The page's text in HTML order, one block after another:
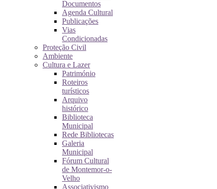
Documentos
Agenda Cultural
Publicações
Vias
Condicionadas
Proteção Civil
Ambiente
Cultura e Lazer
Património
Roteiros
turísticos
Arquivo
histórico
Biblioteca
Municipal
Rede Bibliotecas
Galeria
Municipal
Fórum Cultural
de Montemor-o-
Velho
Associativismo